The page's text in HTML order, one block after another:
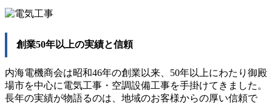
創業50年以上の実績と信頼
内海電機商会は昭和46年の創業以来、50年以上にわたり御殿
場市を中心に電気工事・空調設備工事を手掛けてきました。
長年の実績が物語るのは、地域のお客様からの厚い信頼で